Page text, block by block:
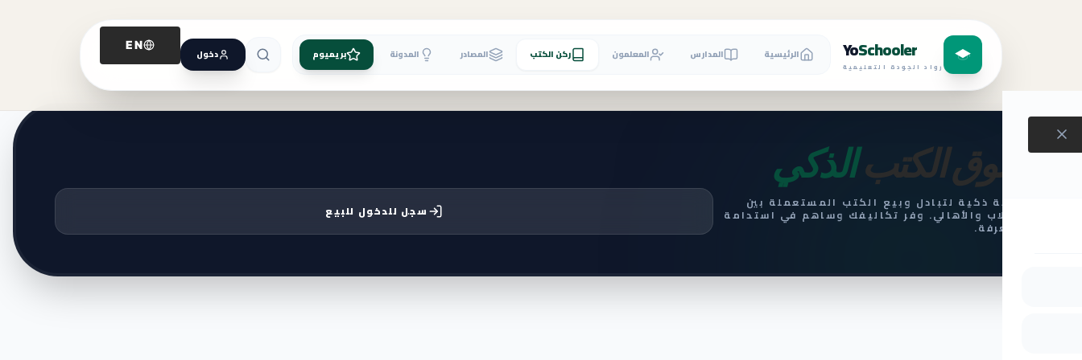
YoSchooler
رواد الجودة التعليمية
الرئيسية المدارس المعلمون ركن الكتب المصادر المدونة بريميوم دخول
EN
سوق الكتبالذكي
منصة ذكية لتبادل وبيع الكتب المستعملة بين
الطلاب والأهالي. وفر تكاليفك وساهم في استدامة
المعرفة.
سجل للدخول للبيع